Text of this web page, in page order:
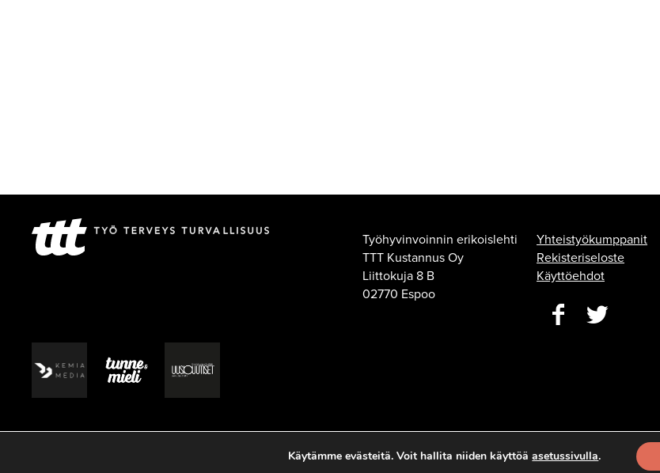
Työhyvinvoinnin erikoislehti
TTT Kustannus Oy
Liittokuja 8 B
02770 Espoo
Yhteistyökumppanit
Rekisteriseloste
Käyttöehdot
Käytämme evästeitä. Voit hallita niiden käyttöäasetussivulla.